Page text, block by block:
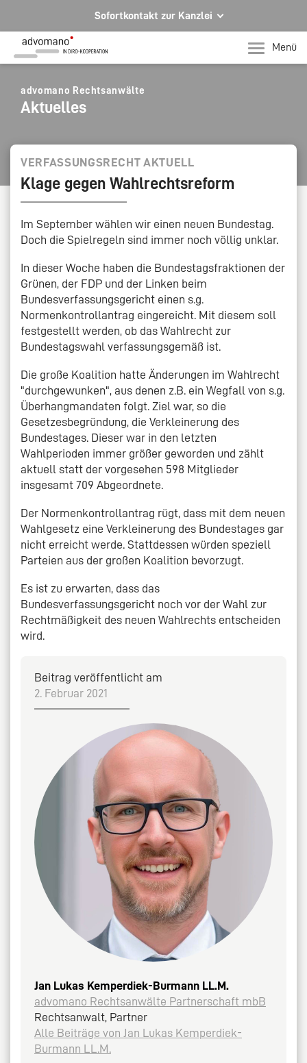
Sofortkontakt zur Kanzlei
Ihre Rechtsberatung in Hagen und Iserlohn
Ihr direkter Kontakt zu uns
Telefon Hagen
+49 2331 91599-0
Per E-Mail für Sie da.
mail@advomano.de
Menü
advomano Rechtsanwälte
Aktuelles
VERFASSUNGSRECHT AKTUELL
Klage gegen Wahlrechtsreform
Im September wählen wir einen neuen Bundestag.
Doch die Spielregeln sind immer noch völlig unklar.
In dieser Woche haben die Bundestagsfraktionen der
Grünen, der FDP und der Linken beim
Bundesverfassungsgericht einen s.g.
Normenkontrollantrag eingereicht. Mit diesem soll
festgestellt werden, ob das Wahlrecht zur
Bundestagswahl verfassungsgemäß ist.
Die große Koalition hatte Änderungen im Wahlrecht
"durchgewunken", aus denen z.B. ein Wegfall von s.g.
Überhangmandaten folgt. Ziel war, so die
Gesetzesbegründung, die Verkleinerung des
Bundestages. Dieser war in den letzten
Wahlperioden immer größer geworden und zählt
aktuell statt der vorgesehen 598 Mitglieder
insgesamt 709 Abgeordnete.
Der Normenkontrollantrag rügt, dass mit dem neuen
Wahlgesetz eine Verkleinerung des Bundestages gar
nicht erreicht werde. Stattdessen würden speziell
Parteien aus der großen Koalition bevorzugt.
Es ist zu erwarten, dass das
Bundesverfassungsgericht noch vor der Wahl zur
Rechtmäßigkeit des neuen Wahlrechts entscheiden
wird.
Beitrag veröffentlicht am
2. Februar 2021
Jan Lukas Kemperdiek-Burmann LL.M.
advomano Rechtsanwälte Partnerschaft mbB
Rechtsanwalt, Partner
Alle Beiträge von Jan Lukas Kemperdiek-
Burmann LL.M.